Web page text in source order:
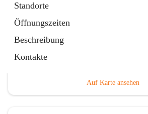
Standorte
Öffnungszeiten
Beschreibung
Kontakte
Auf Karte ansehen